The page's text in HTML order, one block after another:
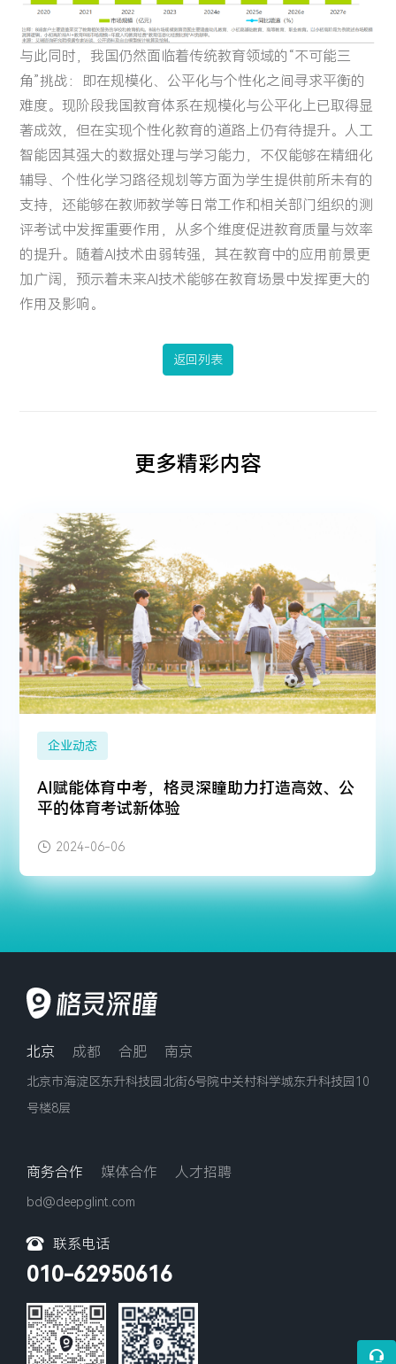
与此同时，我国仍然面临着传统教育领域的“不可能三
角”挑战：即在规模化、公平化与个性化之间寻求平衡的
难度。现阶段我国教育体系在规模化与公平化上已取得显
著成效，但在实现个性化教育的道路上仍有待提升。人工
智能因其强大的数据处理与学习能力，不仅能够在精细化
辅导、个性化学习路径规划等方面为学生提供前所未有的
支持，还能够在教师教学等日常工作和相关部门组织的测
评考试中发挥重要作用，从多个维度促进教育质量与效率
的提升。随着AI技术由弱转强，其在教育中的应用前景更
加广阔，预示着未来AI技术能够在教育场景中发挥更大的
作用及影响。
返回列表
更多精彩内容
企业动态
AI赋能体育中考，格灵深瞳助力打造高效、公
平的体育考试新体验
2024-06-06
北京 成都 合肥 南京
北京市海淀区东升科技园北街6号院中关村科学城东升科技园10
号楼8层
商务合作 媒体合作 人才招聘
bd@deepglint.com
联系电话
010-62950616